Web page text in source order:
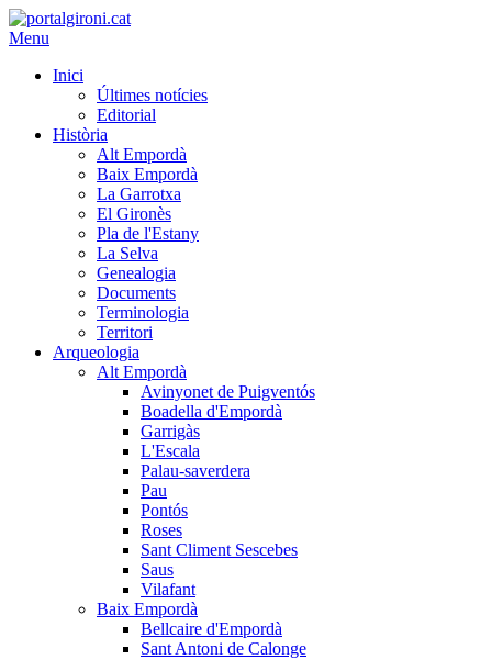
Menu
Inici
Últimes notícies
Editorial
Història
Alt Empordà
Baix Empordà
La Garrotxa
El Gironès
Pla de l'Estany
La Selva
Genealogia
Documents
Terminologia
Territori
Arqueologia
Alt Empordà
Avinyonet de Puigventós
Boadella d'Empordà
Garrigàs
L'Escala
Palau-saverdera
Pau
Pontós
Roses
Sant Climent Sescebes
Saus
Vilafant
Baix Empordà
Bellcaire d'Empordà
Sant Antoni de Calonge